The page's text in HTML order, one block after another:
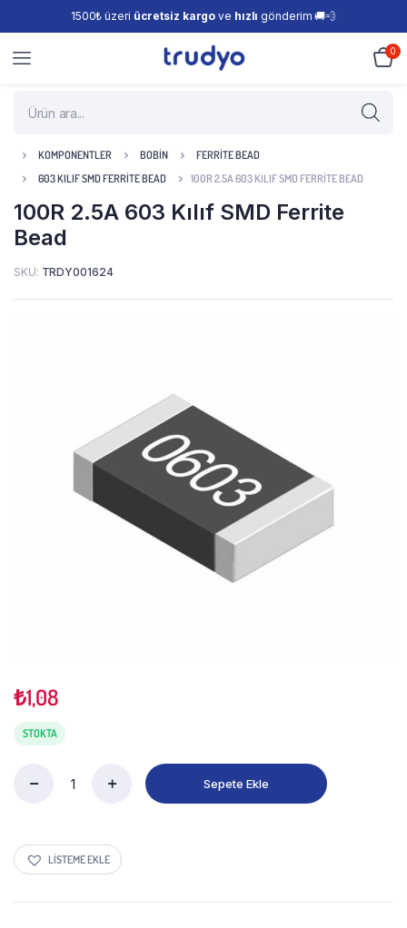
1500₺ üzeri ücretsiz kargo ve hızlı gönderim 🚚💨
0
KOMPONENTLER BOBIN
FERRITE BEAD
603 KILIF SMD FERRITE BEAD
100R 2.5A 603 KILIF SMD FERRITE BEAD
100R 2.5A 603 Kılıf SMD Ferrite
Bead
SKU: TRDY001624
₺1,08
STOKTA
Sepete Ekle
LISTEME EKLE